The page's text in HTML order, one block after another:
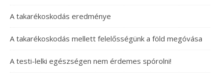
A takarékoskodás eredménye
A takarékoskodás mellett felelősségünk a föld megóvása
A testi-lelki egészségen nem érdemes spórolni!